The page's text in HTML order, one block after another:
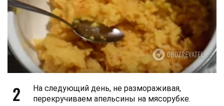
2
На следующий день, не размораживая,
перекручиваем апельсины на мясорубке.